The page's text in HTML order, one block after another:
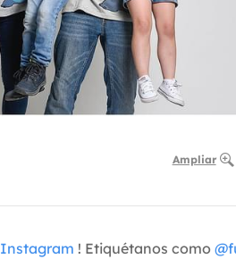
Ampliar
Instagram ! Etiquétanos como